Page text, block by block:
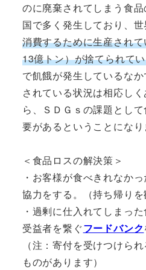
のに廃棄されてしまう食
国で多く発生しており、世
消費するために生産され
13億トン）が捨てられて
で飢餓が発生しているな
されている状況は相応し
ら、ＳＤＧｓの課題とし
要があるということになり
＜食品ロスの解決策＞
・お客様が食べきれなか
協力をする。（持ち帰りを
・過剰に仕入れてしまっ
受益者を繋ぐフードバンク
（注：寄付を受けつけら
ものがあります）